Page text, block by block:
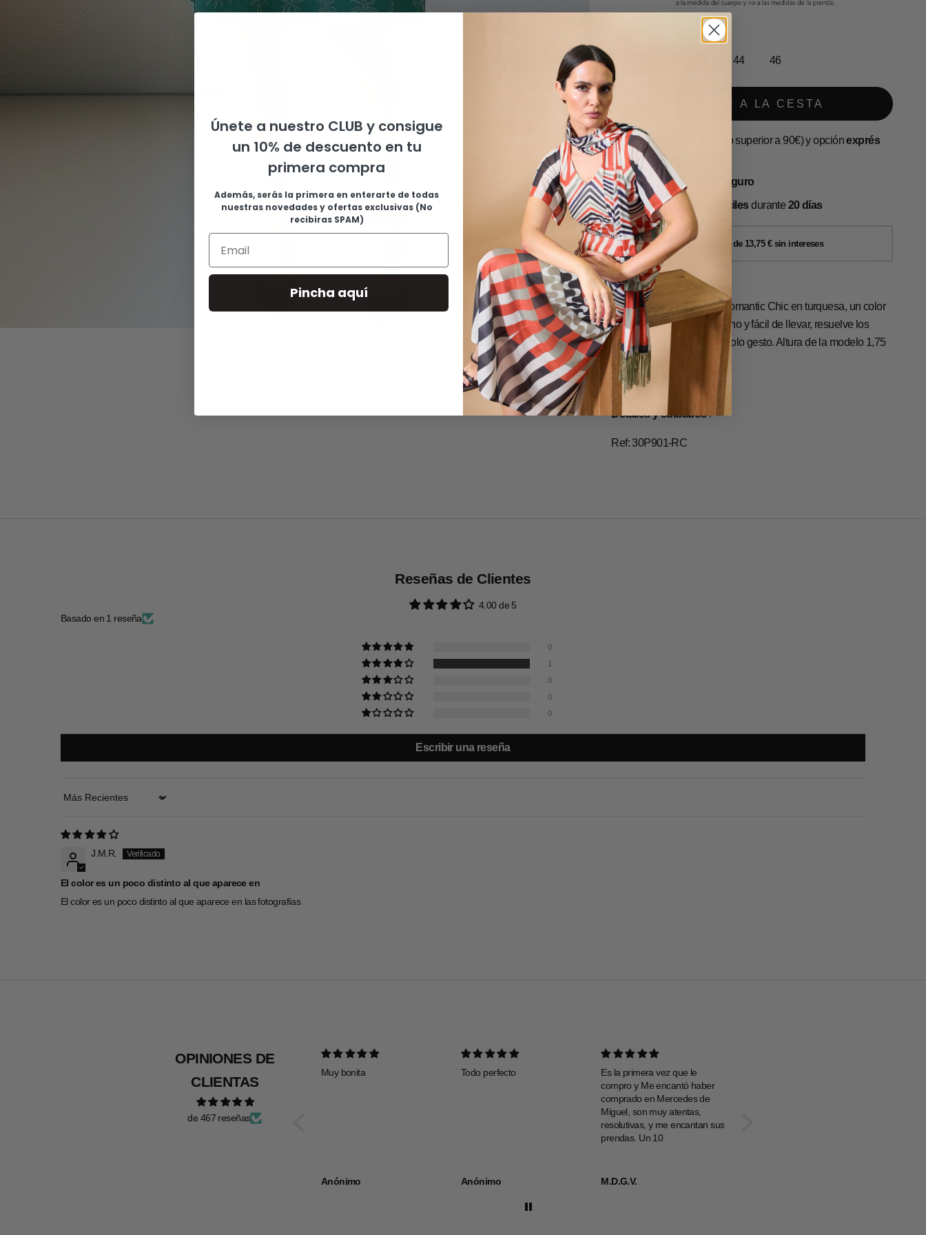
44 46
AÑADIR A LA CESTA
Envío (pedido superior a 90€) y opciónexprés
en 24-72 h
Pago 100%Fácil y Seguro
Devolucionesmuy fáciles durante 20 días
1 reseña
Vestido corto de la línea Romantic Chic en turquesa, un color
fresco y luminoso. Femenino y fácil de llevar, resuelve los
planes de verano con un solo gesto. Altura de la modelo 1,75
m. Talla 38.
Guia de Tallas
Detalles y cuidados
Ref: 30P901-RC
Reseñas de Clientes
4.00 de 5
Basado en 1 reseña
0
1
0
0
0
Escribir una reseña
Sort by
J.M.R.
El color es un poco distinto al que aparece en
El color es un poco distinto al que aparece en las fotografías
OPINIONES DE
CLIENTAS
de 467 reseñas
Muy bonita
Anónimo
Todo perfecto
Anónimo
Es la primera vez que le
compro y Me encantó haber
comprado en Mercedes de
Miguel, son muy atentas,
resolutivas, y me encantan sus
prendas. Un 10
M.D.G.V.
Únete a nuestro CLUB y consigue
un 10% de descuento en tu
primera compra
Además, serás la primera en enterarte de todas
nuestras novedades y ofertas exclusivas (No
recibiras SPAM)
Pincha aquí